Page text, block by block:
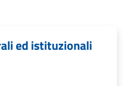
ed istituzionali